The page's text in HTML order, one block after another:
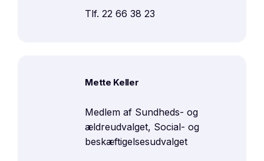
Tlf. 22 66 38 23
Mette Keller
Medlem af Sundheds- og
ældreudvalget, Social- og
beskæftigelsesudvalget